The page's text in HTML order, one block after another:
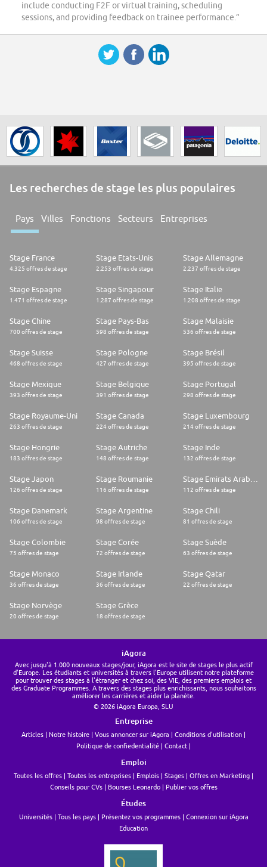
include conducting F2F or virtual training, scheduling
sessions, and providing feedback on trainee performance.”
Les recherches de stage les plus populaires
Pays Villes Fonctions Secteurs Entreprises
Stage France
4.325 offres de stage
Stage Etats-Unis
2.253 offres de stage
Stage Allemagne
2.237 offres de stage
Stage Espagne
1.471 offres de stage
Stage Singapour
1.287 offres de stage
Stage Italie
1.208 offres de stage
Stage Chine
700 offres de stage
Stage Pays-Bas
598 offres de stage
Stage Malaisie
536 offres de stage
Stage Suisse
468 offres de stage
Stage Pologne
427 offres de stage
Stage Brésil
395 offres de stage
Stage Mexique
393 offres de stage
Stage Belgique
391 offres de stage
Stage Portugal
298 offres de stage
Stage Royaume-Uni
263 offres de stage
Stage Canada
224 offres de stage
Stage Luxembourg
214 offres de stage
Stage Hongrie
183 offres de stage
Stage Autriche
148 offres de stage
Stage Inde
132 offres de stage
Stage Japon
126 offres de stage
Stage Roumanie
116 offres de stage 112 offres de stage
Stage Danemark
106 offres de stage
Stage Argentine
98 offres de stage
Stage Chili
81 offres de stage
Stage Colombie
75 offres de stage
Stage Corée
72 offres de stage
Stage Suède
63 offres de stage
Stage Monaco
36 offres de stage
Stage Irlande
36 offres de stage
Stage Qatar
22 offres de stage
Stage Norvège
20 offres de stage
Stage Grèce
18 offres de stage
iAgora
Avec jusqu'à 1.000 nouveaux stages/jour, iAgora est le site de stages le plus actif
d'Europe. Les étudiants et universités à travers l'Europe utilisent notre plateforme
pour trouver des stages à l'étranger et chez soi, des VIE, des premiers emplois et
des Graduate Programmes. A travers des stages plus enrichissants, nous souhaitons
améliorer les carrières et aider la planète.
© 2026 iAgora Europa, SLU
Entreprise
Articles Notre histoire Vous annoncer sur iAgora
Conditions d'utilisation
Politique de confiedentialité
Contact
Emploi
Toutes les offres Toutes les entreprises Emplois Stages
Offres en Marketing
Conseils pour CVs
Bourses Leonardo Publier vos offres
Études
Universités Tous les pays Présentez vos programmes
Connexion sur iAgora
Education